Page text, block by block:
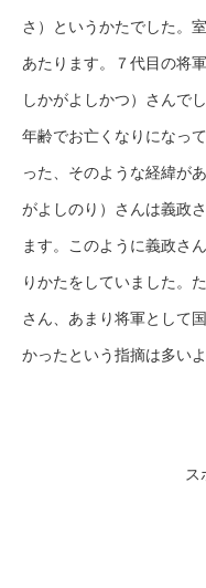
さ）というかたでした。
あたります。７代目の将
しかがよしかつ）さんで
年齢でお亡くなりになっ
った、そのような経緯が
がよしのり）さんは義政
ます。このように義政さ
りかたをしていました。
さん、あまり将軍として
かったという指摘は多いよ
ス